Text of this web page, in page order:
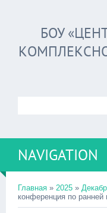
БОУ
NAVIGATION
Главная » 2025 »
конференция по